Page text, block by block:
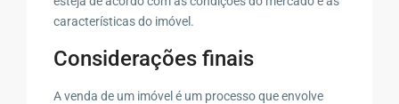
características do imóvel.
Considerações finais
A venda de um imóvel é um processo que envolve